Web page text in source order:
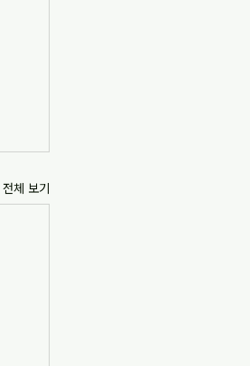
전체 보기